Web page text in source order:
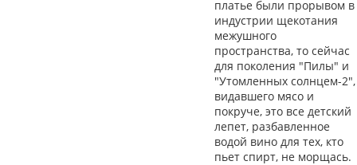
платье были прорывом в
индустрии щекотания
межушного
пространства, то сейчас
для поколения "Пилы" и
"Утомленных солнцем-2",
видавшего мясо и
покруче, это все детский
лепет, разбавленное
водой вино для тех, кто
пьет спирт, не морщась.